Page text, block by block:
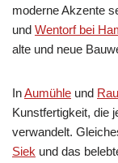
moderne Akzente
und Wentorf bei
alte und neue
InAumühle und
Kunstfertigkeit, die
verwandelt.
Siek und das